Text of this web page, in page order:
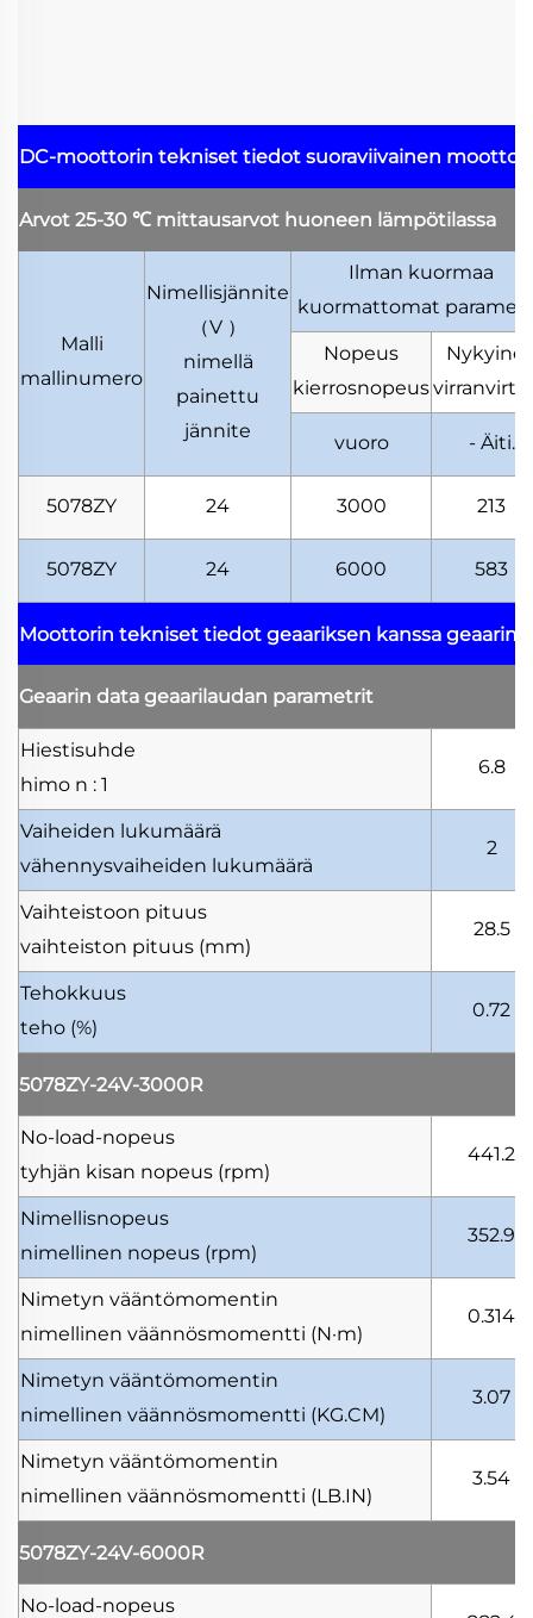
DC-moottorin tekniset tiedot suoraviivainen
Arvot 25-30 ℃ mittausarvot huoneen lämpötilassa
Malli
mallinumero
Nimellisjännite
（V ）
nimellä
painettu
jännite
Ilman kuormaa
kuormattomat
Nopeus
kierrosnopeus
vuoro - Äiti.
5078ZY 24 3000 213
5078ZY 24 6000 583
Moottorin tekniset tiedot geaariksen kanssa
Geaarin data geaarilaudan parametrit
Hiestisuhde
himo n : 1
6.8
Vaiheiden lukumäärä
vähennysvaiheiden lukumäärä
2
Vaihteistoon pituus
vaihteiston pituus (mm)
28.5
Tehokkuus
teho (%)
0.72
5078ZY-24V-3000R
No-load-nopeus
tyhjän kisan nopeus (rpm)
441.2
Nimellisnopeus
nimellinen nopeus (rpm)
352.9
Nimetyn vääntömomentin
nimellinen väännösmomentti (N·m)
0.314
Nimetyn vääntömomentin
nimellinen väännösmomentti (KG.CM)
3.07
Nimetyn vääntömomentin
nimellinen väännösmomentti (LB.IN)
3.54
5078ZY-24V-6000R
No-load-nopeus